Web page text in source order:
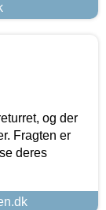
og der
Fragten er
deres